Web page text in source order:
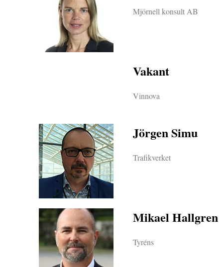
Mjörnell konsult AB
Vakant
Vinnova
Jörgen Simu
Trafikverket
Mikael Hallgren
Tyréns